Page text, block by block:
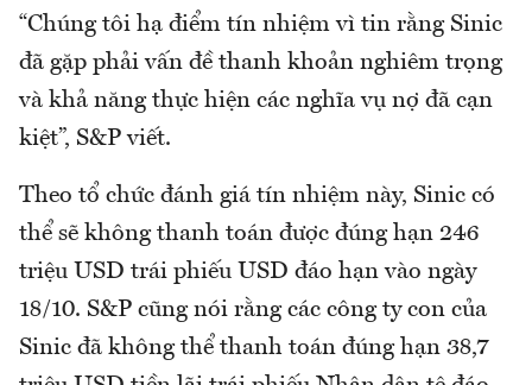
“Chúng tôi hạ điểm tín nhiệm vì tin rằng Sinic
đã gặp phải vấn đề thanh khoản nghiêm trọng
và khả năng thực hiện các nghĩa vụ nợ đã cạn
kiệt”, S&P viết.
Theo tổ chức đánh giá tín nhiệm này, Sinic có
thể sẽ không thanh toán được đúng hạn 246
triệu USD trái phiếu USD đáo hạn vào ngày
18/10. S&P cũng nói rằng các công ty con của
Sinic đã không thể thanh toán đúng hạn 38,7